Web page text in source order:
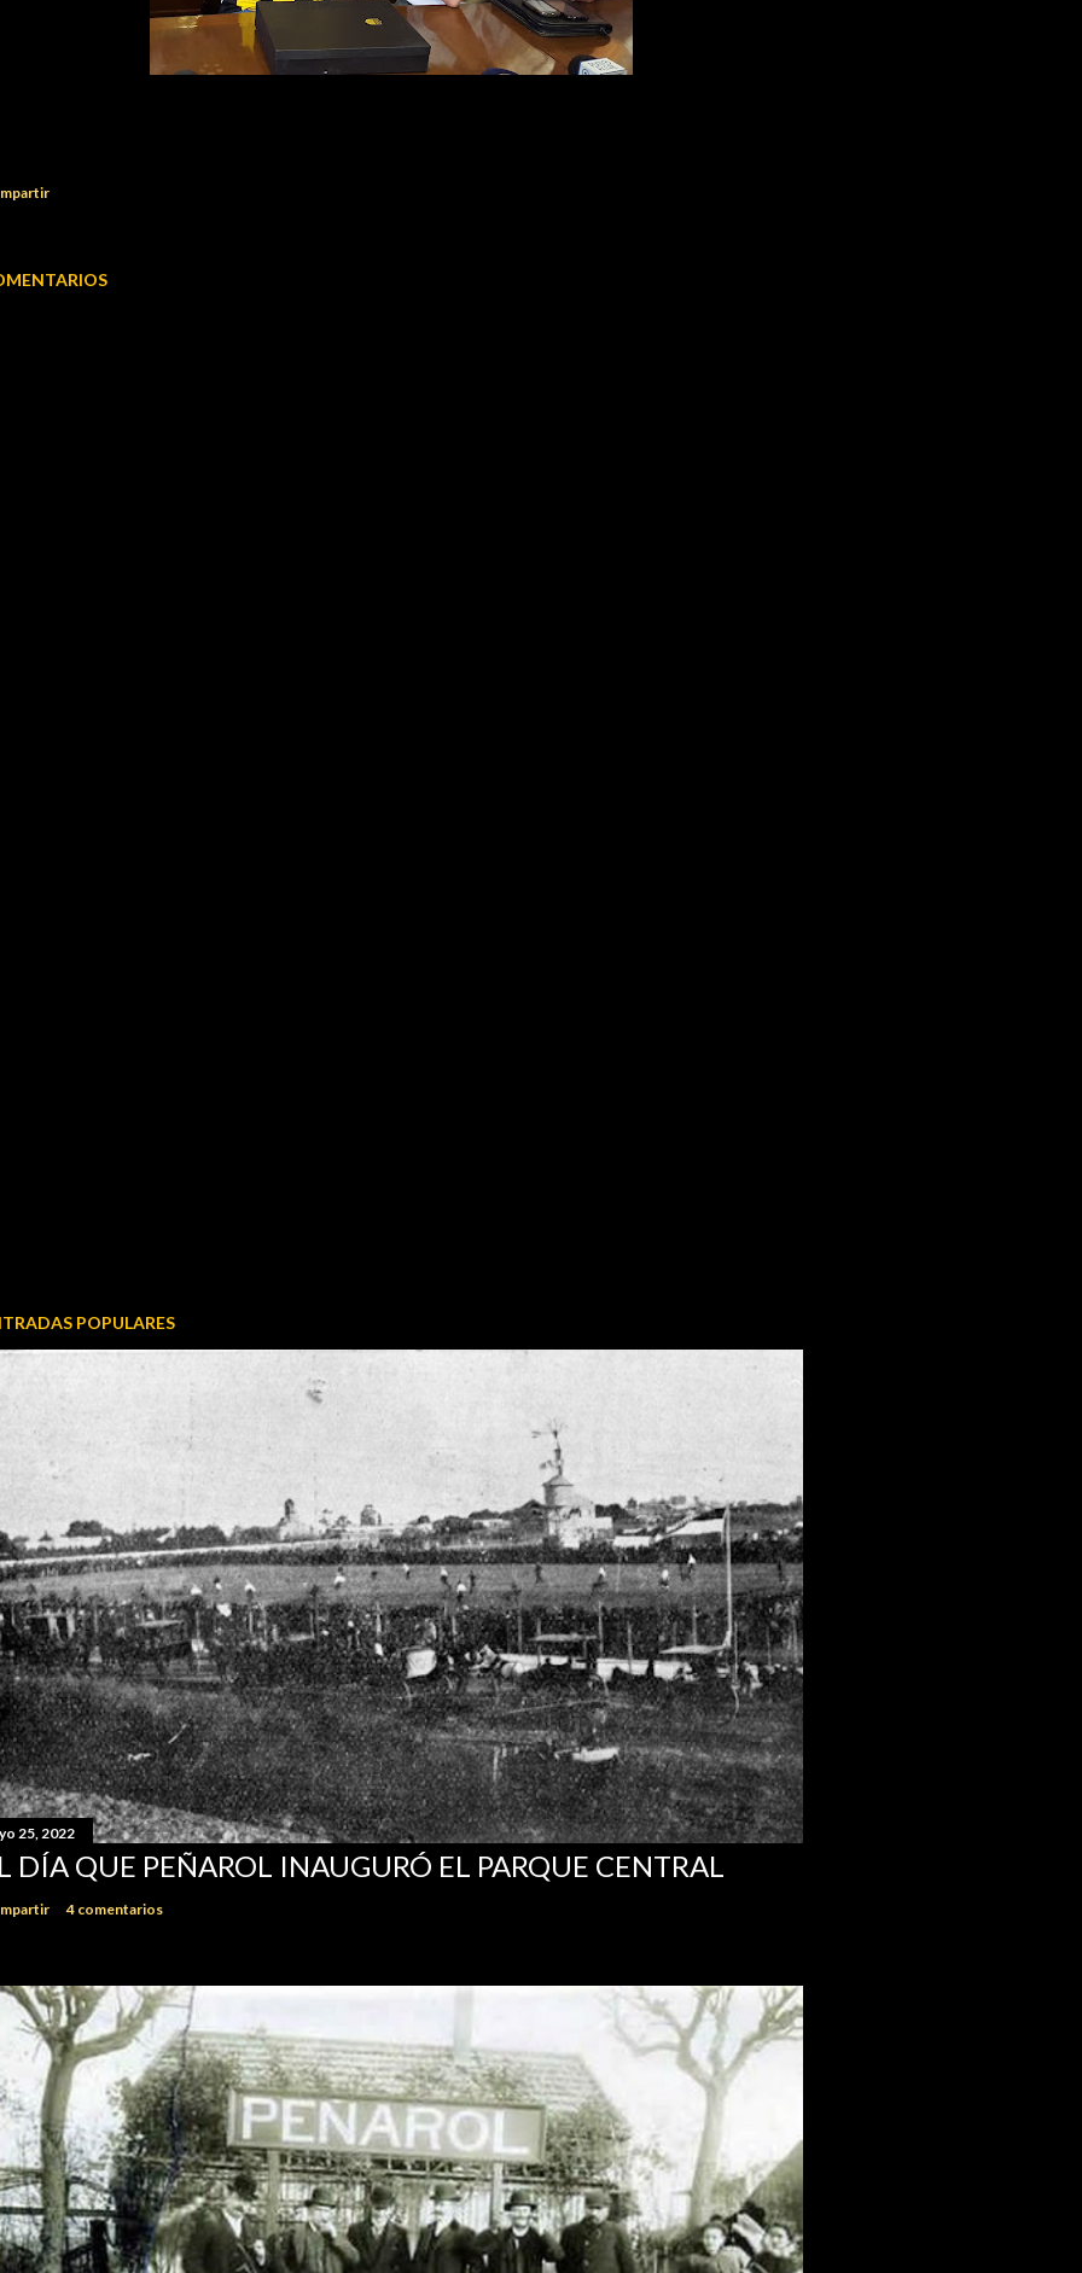
POPULARES
25, 2022
DÍA QUE PEÑAROL INAUGURÓ EL PARQUE CENTRAL
4 comentarios